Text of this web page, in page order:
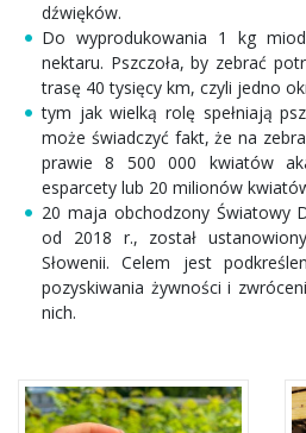
dźwięków.
Do wyprodukowania 1 kg
nektaru. Pszczoła, by zebrać
trasę 40 tysięcy km, czyli jedno
tym jak wielką rolę spełniają
może świadczyć fakt, że na
prawie 8 500 000 kwiatów
esparcety lub 20 milionów
20 maja obchodzony Światowy
od 2018 r., został
Słowenii. Celem jest
pozyskiwania żywności i
nich.